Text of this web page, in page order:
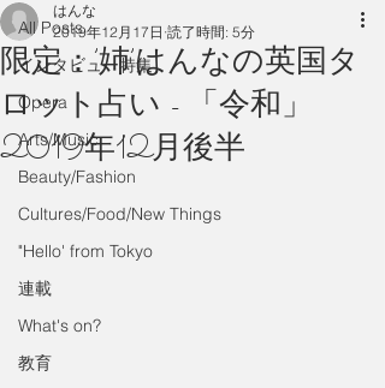
All Posts
インタビュー特集
Opera
Arts/Music
Beauty/Fashion
Cultures/Food/New Things
"Hello' from Tokyo
連載
What's on?
教育
限定：’姉’はんなの英国タ
ロット占い - 「令和」
2019年12月後半
はんな
2019年12月17日 読了時間: 5分